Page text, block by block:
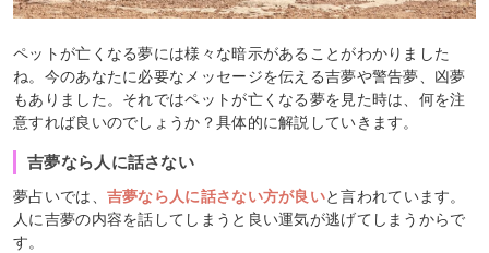
ペットが亡くなる夢には様々な暗示があることがわかりました
ね。今のあなたに必要なメッセージを伝える吉夢や警告夢、凶夢
もありました。それではペットが亡くなる夢を見た時は、何を注
意すれば良いのでしょうか？具体的に解説していきます。
吉夢なら人に話さない
夢占いでは、 吉夢なら人に話さない方が良いと言われています。
人に吉夢の内容を話してしまうと良い運気が逃げてしまうからで
す。